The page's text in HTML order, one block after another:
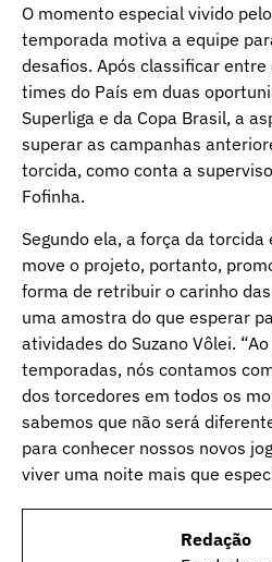
O momento especial vivido
temporada motiva a equipe
desafios. Após classificar
times do País em duas
Superliga e da Copa Brasil, a
superar as campanhas
torcida, como conta a
Fofinha.
Segundo ela, a força da
move o projeto, portanto,
forma de retribuir o carinho
uma amostra do que esperar
atividades do Suzano Vôlei.
temporadas, nós contamos
dos torcedores em todos os
sabemos que não será
para conhecer nossos novos
viver uma noite mais que
Redação